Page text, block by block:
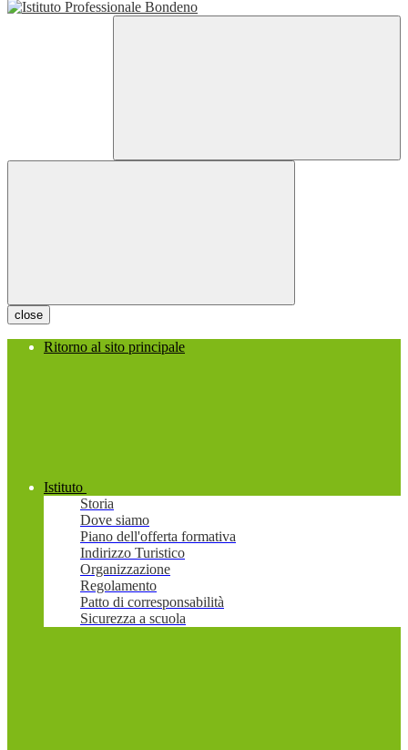
close
Ritorno al sito principale
Istituto
Storia
Dove siamo
Piano dell'offerta formativa
Indirizzo Turistico
Organizzazione
Regolamento
Patto di corresponsabilità
Sicurezza a scuola